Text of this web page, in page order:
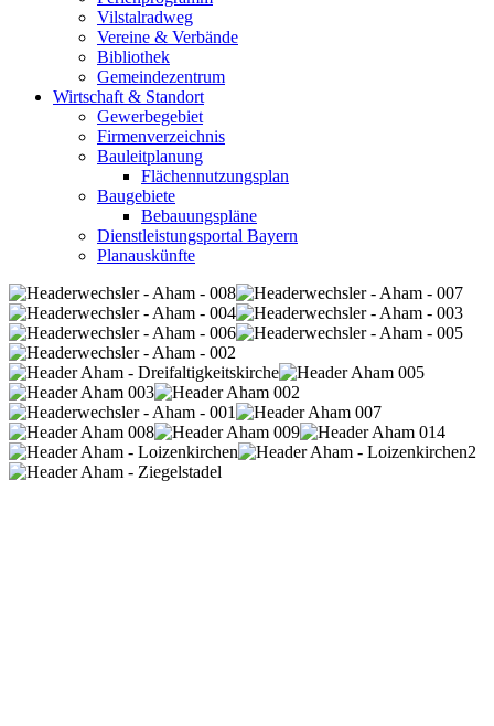
Vilstalradweg
Vereine & Verbände
Bibliothek
Gemeindezentrum
Wirtschaft & Standort
Gewerbegebiet
Firmenverzeichnis
Bauleitplanung
Flächennutzungsplan
Baugebiete
Bebauungspläne
Dienstleistungsportal Bayern
Planauskünfte